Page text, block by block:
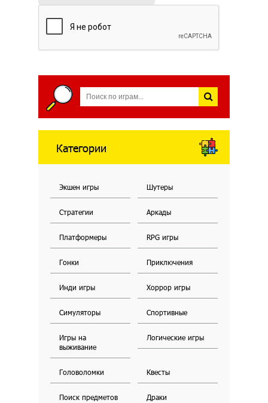
Категории
Экшен игры Шутеры
Стратегии Аркады
Платформеры RPG игры
Гонки Приключения
Инди игры Хоррор игры
Симуляторы Спортивные
Игры на
выживание
Логические игры
Головоломки Квесты
Поиск предметов Драки